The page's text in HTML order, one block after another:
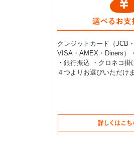
クレジットカード（JCB
VISA・AMEX・Diners）
・銀行振込 ・クロネコ
４つよりお選びいただけま